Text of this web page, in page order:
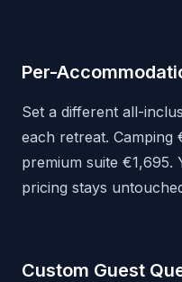
Per-
Set a different all-
each retreat. Camping
premium suite
pricing stays
Custom Guest